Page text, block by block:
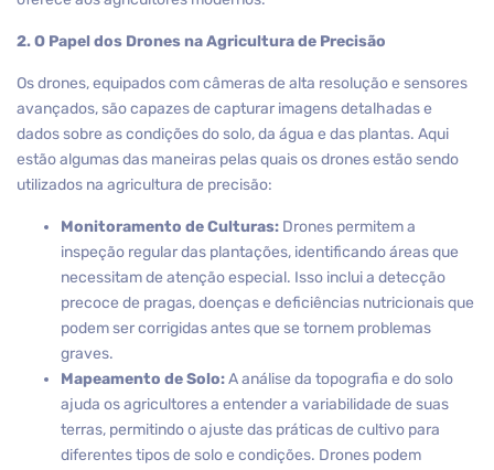
2. O Papel dos Drones na Agricultura de Precisão
Os drones, equipados com câmeras de alta resolução e sensores
avançados, são capazes de capturar imagens detalhadas e
dados sobre as condições do solo, da água e das plantas. Aqui
estão algumas das maneiras pelas quais os drones estão sendo
utilizados na agricultura de precisão:
Monitoramento de Culturas: Drones permitem a
inspeção regular das plantações, identificando áreas que
necessitam de atenção especial. Isso inclui a detecção
precoce de pragas, doenças e deficiências nutricionais que
podem ser corrigidas antes que se tornem problemas
graves.
Mapeamento de Solo:A análise da topografia e do solo
ajuda os agricultores a entender a variabilidade de suas
terras, permitindo o ajuste das práticas de cultivo para
diferentes tipos de solo e condições. Drones podem